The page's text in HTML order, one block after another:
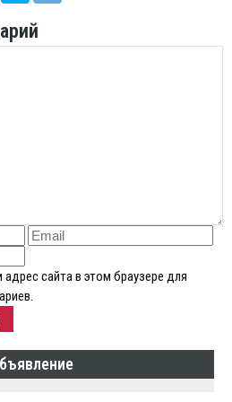
сайта в этом браузере для